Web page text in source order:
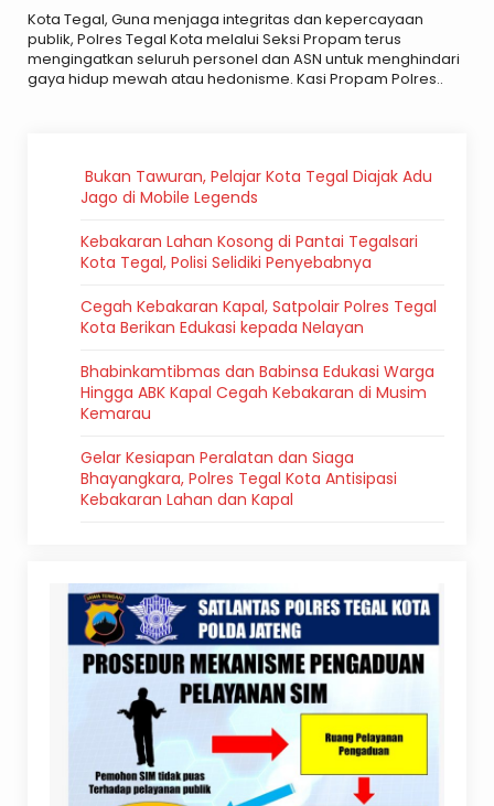
Kota Tegal, Guna menjaga integritas dan kepercayaan
publik, Polres Tegal Kota melalui Seksi Propam terus
mengingatkan seluruh personel dan ASN untuk menghindari
gaya hidup mewah atau hedonisme. Kasi Propam Polres..
Bukan Tawuran, Pelajar Kota Tegal Diajak Adu
Jago di Mobile Legends
Kebakaran Lahan Kosong di Pantai Tegalsari
Kota Tegal, Polisi Selidiki Penyebabnya
Cegah Kebakaran Kapal, Satpolair Polres Tegal
Kota Berikan Edukasi kepada Nelayan
Bhabinkamtibmas dan Babinsa Edukasi Warga
Hingga ABK Kapal Cegah Kebakaran di Musim
Kemarau
Gelar Kesiapan Peralatan dan Siaga
Bhayangkara, Polres Tegal Kota Antisipasi
Kebakaran Lahan dan Kapal